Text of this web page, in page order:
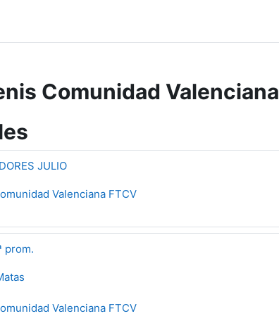
Comunidad Valenciana
JULIO
Valenciana FTCV
prom.
Valenciana FTCV